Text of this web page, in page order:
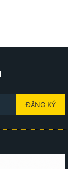
ĐĂNG KÝ